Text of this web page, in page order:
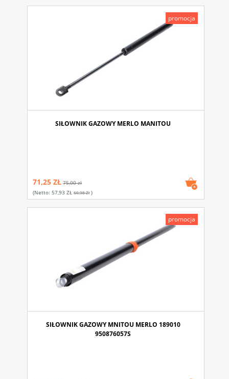
SIŁOWNIK GAZOWY MERLO MANITOU
71,25 ZŁ 75,00 zł
(netto: 57,93 ZŁ 60,98 Zł)
promocja
SIŁOWNIK GAZOWY MNITOU MERLO 189010
950876057S
promocja